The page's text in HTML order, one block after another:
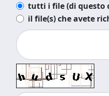
tutti i file (di questo
il file(s) che avete